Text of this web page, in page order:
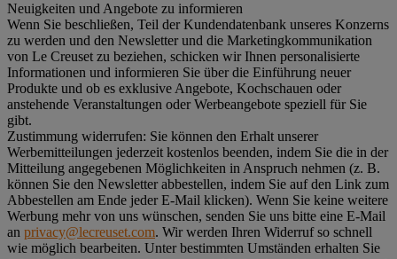
Neuigkeiten und Angebote zu informieren
Wenn Sie beschließen, Teil der Kundendatenbank unseres Konzerns
zu werden und den Newsletter und die Marketingkommunikation
von Le Creuset zu beziehen, schicken wir Ihnen personalisierte
Informationen und informieren Sie über die Einführung neuer
Produkte und ob es exklusive Angebote, Kochschauen oder
anstehende Veranstaltungen oder Werbeangebote speziell für Sie
gibt.
Zustimmung widerrufen: Sie können den Erhalt unserer
Werbemitteilungen jederzeit kostenlos beenden, indem Sie die in der
Mitteilung angegebenen Möglichkeiten in Anspruch nehmen (z. B.
können Sie den Newsletter abbestellen, indem Sie auf den Link zum
Abbestellen am Ende jeder E-Mail klicken). Wenn Sie keine weitere
Werbung mehr von uns wünschen, senden Sie uns bitte eine E-Mail
an privacy@lecreuset.com. Wir werden Ihren Widerruf so schnell
wie möglich bearbeiten. Unter bestimmten Umständen erhalten Sie